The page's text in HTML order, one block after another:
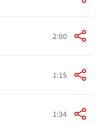
2:00
1:15
1:34